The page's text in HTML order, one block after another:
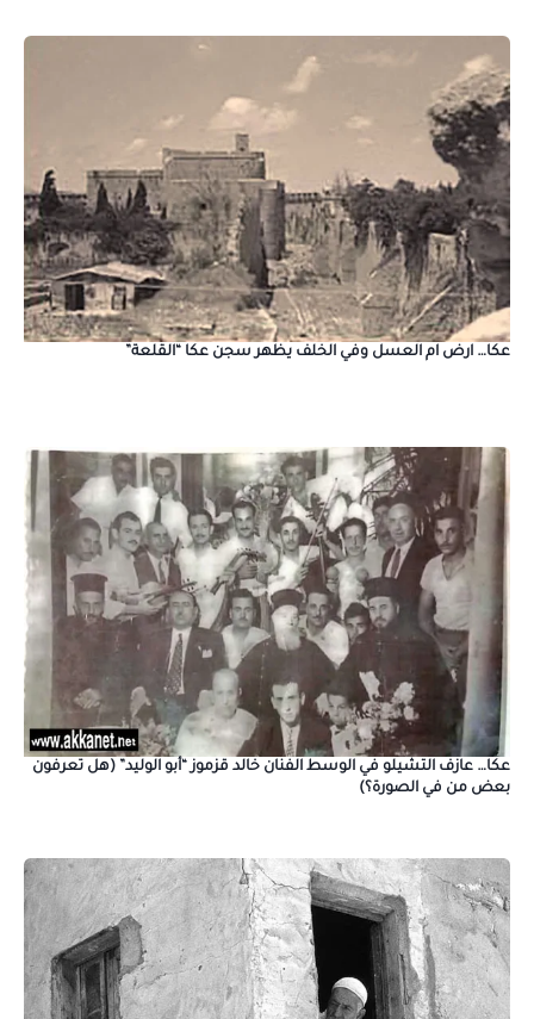
عكا… ارض ام العسل وفي الخلف يظهر سجن عكا “القلعة”
عكا… عازف التشيلو في الوسط الفنان خالد قزموز “أبو الوليد” (هل تعرفون
بعض من في الصورة؟)